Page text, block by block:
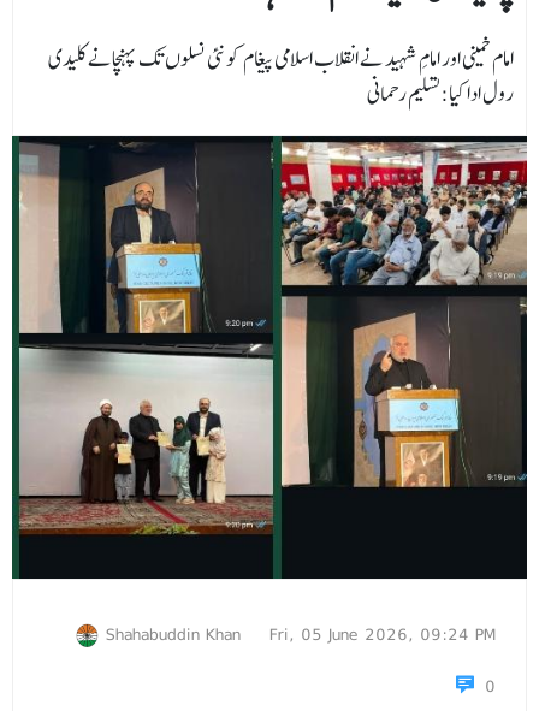
امام خمینی اور امامِ شہید نے انقلاب اسلامی پیغام کو نئی نسلوں تک پہنچانے کلیدی
رول ادا کیا:تسلیم رحمانی
Shahabuddin Khan
Fri, 05 June 2026, 09:24 PM
0